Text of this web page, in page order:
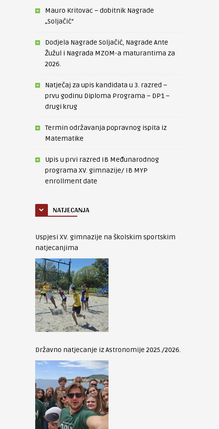
Mauro Kritovac – dobitnik Nagrade
„Soljačić“
Dodjela Nagrade Soljačić, Nagrade Ante
Žužul i Nagrada MZOM-a maturantima za
2026.
Natječaj za upis kandidata u 3. razred –
prvu godinu Diploma Programa – DP1 –
drugi krug
Termin održavanja popravnog ispita iz
Matematike
Upis u prvi razred IB Međunarodnog
programa XV. gimnazije/ IB MYP
enrollment date
NATJECANJA
Uspjesi XV. gimnazije na školskim sportskim
natjecanjima
Državno natjecanje iz Astronomije 2025./2026.